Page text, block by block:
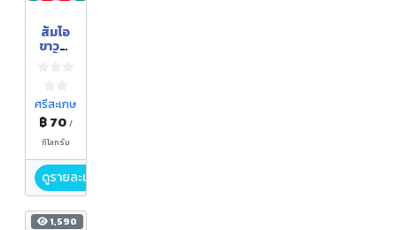
ส้มโอ
ขาวน้ำ
ศรีสะเกษ
฿ 70 /
กิโลกรัม
ดูรายละเอียด
1,590